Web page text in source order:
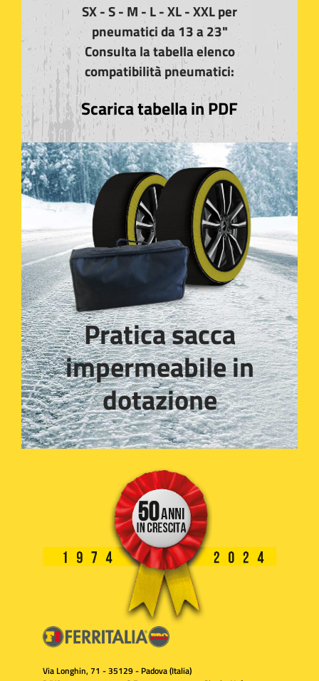
SX - S - M - L - XL - XXL per
pneumatici da 13 a 23"
Consulta la tabella elenco
compatibilità pneumatici:
Scarica tabella in PDF
Pratica sacca
impermeabile in
dotazione
Via Longhin, 71 - 35129 - Padova (Italia)